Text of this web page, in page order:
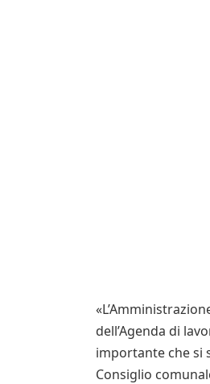
dell’Agenda di
importante che si
Consiglio